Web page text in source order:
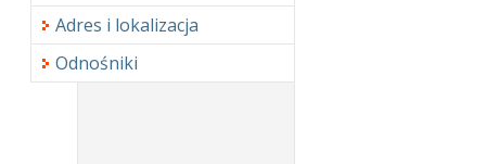
Adres i lokalizacja
Odnośniki